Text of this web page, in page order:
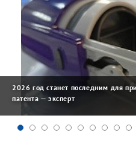
2026 год станет последним для
патента — эксперт